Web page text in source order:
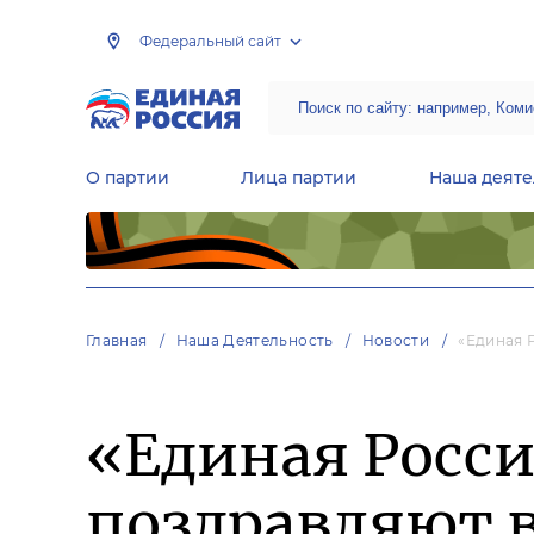
Федеральный сайт
О партии Лица партии Наша
Главная Наша Деятельность Новости «Единая
«Единая